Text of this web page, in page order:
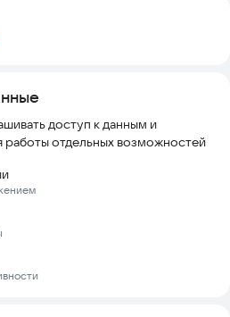
доступ к данным и
работы отдельных возможностей